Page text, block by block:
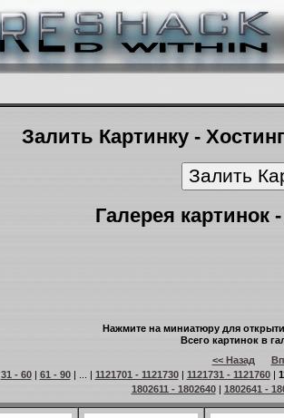
Залить Картинку -
Галерея картинок
Нажмите на миниатюру для
Всего картинок в
<< Назад
31 - 60| 61 - 90| ... | 1121701 - 1121730| 1121731 - 1121760|
1802611 - 1802640| 1802641 -